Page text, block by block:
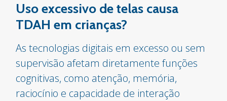
Uso excessivo de telas causa
TDAH em crianças?
As tecnologias digitais em excesso ou sem
supervisão afetam diretamente funções
cognitivas, como atenção, memória,
raciocínio e capacidade de interação